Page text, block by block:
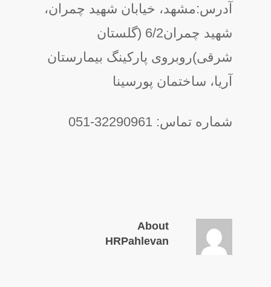
آدرس:مشهد، خیابان شهید چمران،
شهید چمران6/2 (گلستان
شرقی)روبروی پارکینگ بیمارستان
آریا، ساختمان پورسینا
شماره تماس: 32290961-051
About
HRPahlevan